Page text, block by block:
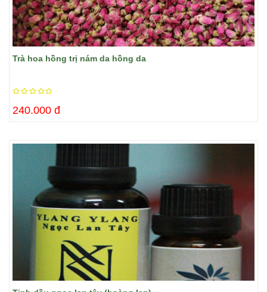
Trà hoa hồng trị nám da hồng da
240.000 đ